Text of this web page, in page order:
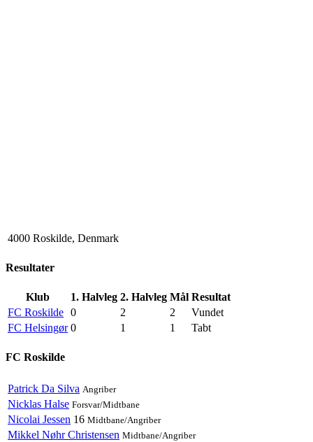
4000 Roskilde, Denmark
Resultater
Klub 1. Halvleg 2. Halvleg Mål Resultat
FC Roskilde 0 2 2
Vundet
FC Helsingør 0 1 1 Tabt
FC Roskilde
Patrick Da Silva Angriber
Nicklas Halse Forsvar/Midtbane
Nicolai Jessen 16 Midtbane/Angriber
Mikkel Nøhr Christensen Midtbane/Angriber